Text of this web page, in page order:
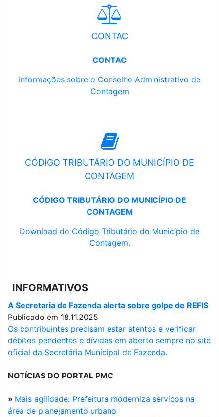
CONTAC
CONTAC
Informações sobre o Conselho Administrativo de
Contagem
CÓDIGO TRIBUTÁRIO DO MUNICÍPIO DE
CONTAGEM
CÓDIGO TRIBUTÁRIO DO MUNICÍPIO DE
CONTAGEM
Download do Código Tributário do Município de
Contagem.
INFORMATIVOS
A Secretaria de Fazenda alerta sobre golpe de REFIS
Publicado em 18.11.2025
Os contribuintes precisam estar atentos e verificar
débitos pendentes e dívidas em aberto sempre no site
oficial da Secretária Municipal de Fazenda.
NOTÍCIAS DO PORTAL PMC
» Mais agilidade: Prefeitura moderniza serviços na
área de planejamento urbano